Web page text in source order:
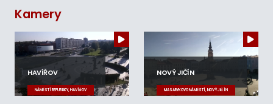
Kamery
HAVÍŘOV
NÁMĚSTÍ REPUBLIKY, HAVÍŘOV
NOVÝ JIČÍN
MASARYKOVO NÁMĚSTÍ, NOVÝ JIČÍN